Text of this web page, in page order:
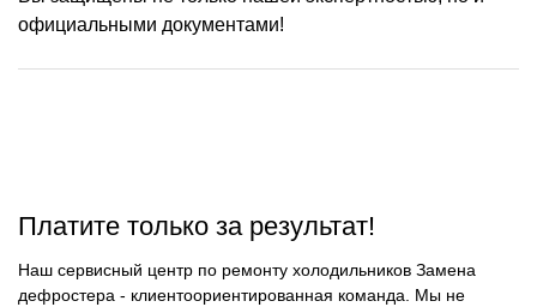
официальными документами!
Платите только за результат!
Наш сервисный центр по ремонту холодильников Замена
дефростера - клиентоориентированная команда. Мы не